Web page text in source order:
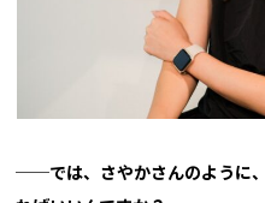
──では、さやかさんのように、